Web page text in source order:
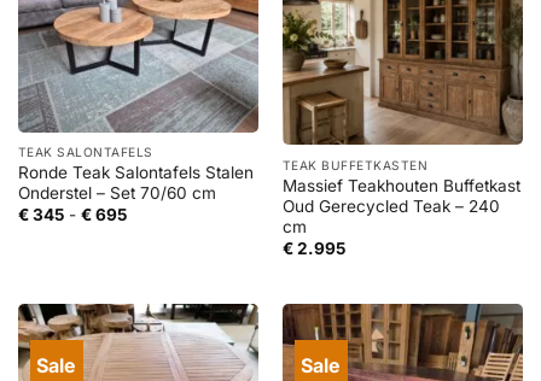
TEAK SALONTAFELS
Ronde Teak Salontafels Stalen
Onderstel – Set 70/60 cm
€345 - €695Prijsklasse:
TEAK BUFFETKASTEN
Massief Teakhouten Buffetkast
Oud Gerecycled Teak – 240
cm
€2.995
Sale Sale